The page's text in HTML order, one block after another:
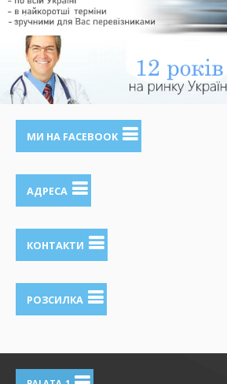
МИ НА FACEBOOK
АДРЕСА
КОНТАКТИ
РОЗСИЛКА